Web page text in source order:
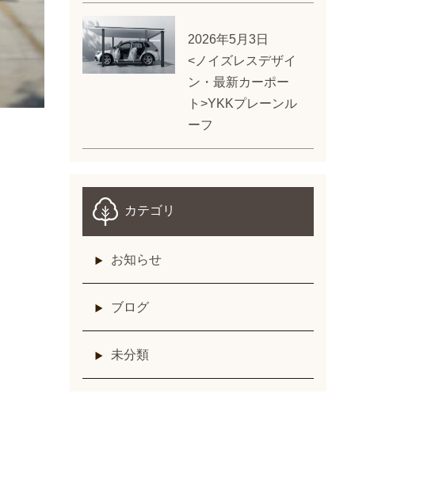
2026年5月3日
<ノイズレスデザイ
ン・最新カーポー
ト>YKKプレーンル
ーフ
カテゴリ
お知らせ
ブログ
未分類